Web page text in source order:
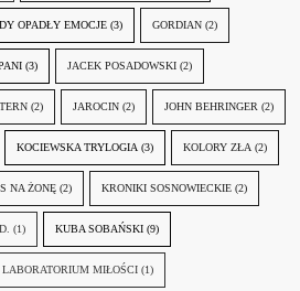
OPADŁY EMOCJE (3) GORDIAN (2)
(3) JACEK POSADOWSKI (2)
(2) JAROCIN (2) JOHN BEHRINGER (2)
KOCIEWSKA TRYLOGIA (3) KOLORY ZŁA (2)
NA ŻONĘ (2) KRONIKI SOSNOWIECKIE (2)
(1) KUBA SOBAŃSKI (9)
LABORATORIUM MIŁOŚCI (1)